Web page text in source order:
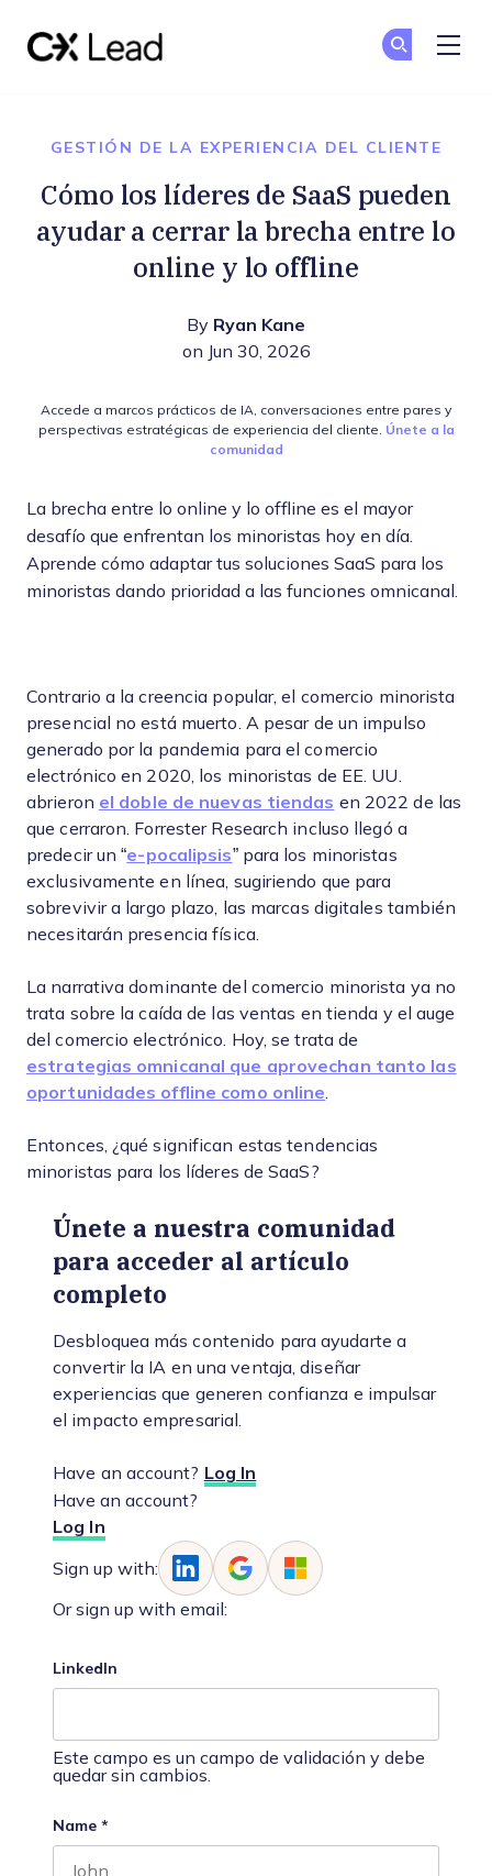
GESTIÓN DE LA EXPERIENCIA DEL CLIENTE
Cómo los líderes de SaaS pueden
ayudar a cerrar la brecha entre lo
online y lo offline
By Ryan Kane
on Jun 30, 2026
Accede a marcos prácticos de IA, conversaciones entre pares y
perspectivas estratégicas de experiencia del cliente. Únete a la
comunidad
La brecha entre lo online y lo offline es el mayor
desafío que enfrentan los minoristas hoy en día.
Aprende cómo adaptar tus soluciones SaaS para los
minoristas dando prioridad a las funciones omnicanal.
Contrario a la creencia popular, el comercio minorista
presencial no está muerto. A pesar de un impulso
generado por la pandemia para el comercio
electrónico en 2020, los minoristas de EE. UU.
abrieron el doble de nuevas tiendas en 2022 de las
que cerraron. Forrester Research incluso llegó a
predecir un “e-pocalipsis” para los minoristas
exclusivamente en línea, sugiriendo que para
sobrevivir a largo plazo, las marcas digitales también
necesitarán presencia física.
La narrativa dominante del comercio minorista ya no
trata sobre la caída de las ventas en tienda y el auge
del comercio electrónico. Hoy, se trata de
estrategias omnicanal que aprovechan tanto las
oportunidades offline como online
Entonces, ¿qué significan estas tendencias
minoristas para los líderes de SaaS?
Únete a nuestra comunidad
para acceder al artículo
completo
Desbloquea más contenido para ayudarte a
convertir la IA en una ventaja, diseñar
experiencias que generen confianza e impulsar
el impacto empresarial.
Have an account? Log In
Have an account?
Log In
Sign up with:
Or sign up with email:
LinkedIn
Este campo es un campo de validación y debe
quedar sin cambios.
Name *